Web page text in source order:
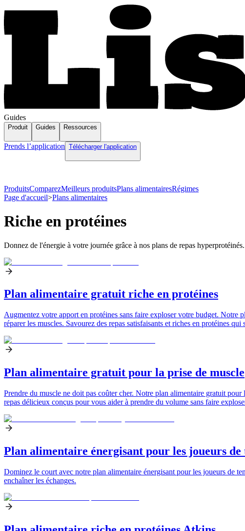
Guides
Produit Guides Ressources
Prends l’application Télécharger l'application
ProduitsComparezMeilleurs produitsPlans alimentairesRégimes
Page d'accueil>Plans alimentaires
Riche en protéines
Donnez de l'énergie à votre journée grâce à nos plans de repas
Plan alimentaire gratuit riche en protéines
Augmentez votre apport en protéines sans faire exploser votre budget. Notre
réparer les muscles. Savourez des repas satisfaisants et riches en protéines
Plan alimentaire gratuit pour la prise de muscle
Prendre du muscle ne doit pas coûter cher. Notre plan alimentaire gratuit
repas délicieux conçus pour vous aider à prendre du volume sans faire
Plan alimentaire énergisant pour les joueurs de
Dominez le court avec notre plan alimentaire énergisant pour les joueurs de
enchaîner les échanges.